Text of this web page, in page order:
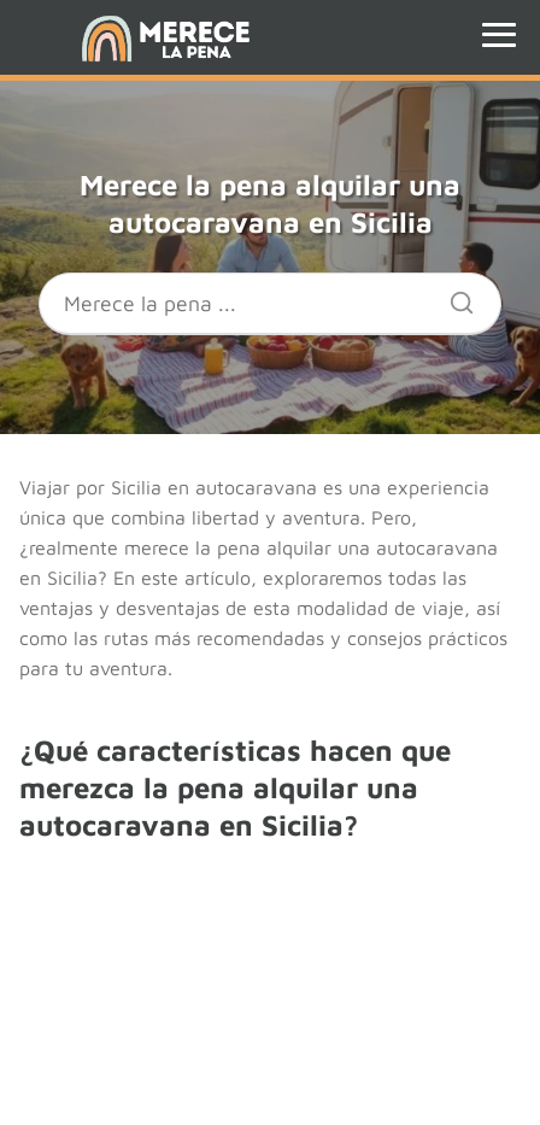
Merece la pena alquilar una
autocaravana en Sicilia
Viajar por Sicilia en autocaravana es una experiencia
única que combina libertad y aventura. Pero,
¿realmente merece la pena alquilar una autocaravana
en Sicilia? En este artículo, exploraremos todas las
ventajas y desventajas de esta modalidad de viaje, así
como las rutas más recomendadas y consejos prácticos
para tu aventura.
¿Qué características hacen que
merezca la pena alquilar una
autocaravana en Sicilia?